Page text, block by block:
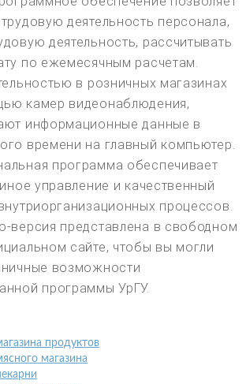
деятельность персонала,
деятельность, рассчитывать
по ежемесячным расчетам.
в розничных магазинах
камер видеонаблюдения,
информационные данные в
времени на главный компьютер.
программа обеспечивает
управление и качественный
процессов.
версия представлена в свободном
сайте, чтобы вы могли
возможности
программы УрГУ.
продуктов
магазина